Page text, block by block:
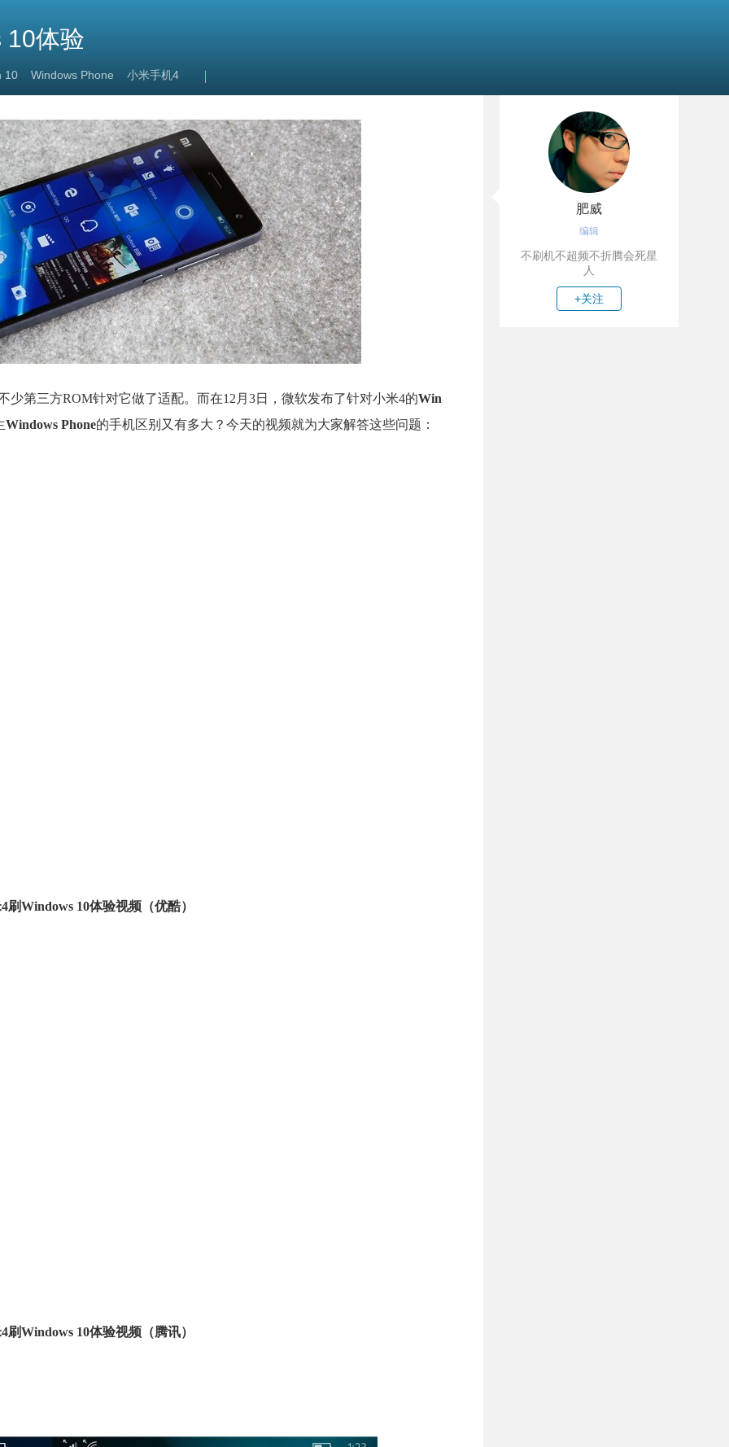
10体验
10 Windows Phone 小米手机4
少第三方ROM针对它做了适配。而在12月3日，微软发布了针对小米4的Win
Windows Phone的手机区别又有多大？今天的视频就为大家解答这些问题：
刷Windows 10体验视频（优酷）
刷Windows 10体验视频（腾讯）
肥威
编辑
不刷机不超频不折腾会死星
人
+关注